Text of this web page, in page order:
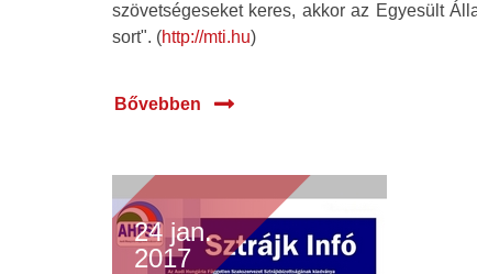
szövetségeseket keres, akkor az Egyesült
sort". (http://mti.hu)
Bővebben
24 jan.
2017